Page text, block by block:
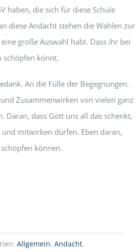
haben, die sich für diese Schule
diese Andacht stehen die Wahlen zur
große Auswahl habt. Dass ihr bei
schöpfen könnt.
An die Fülle der Begegnungen.
Zusammenwirken von vielen ganz
Daran, dass Gott uns all das schenkt,
mitwirken dürfen. Eben daran,
können.
Allgemein, Andacht,